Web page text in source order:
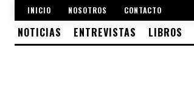
INICIO NOSOTROS CONTACTO
NOTICIAS ENTREVISTAS LIBROS